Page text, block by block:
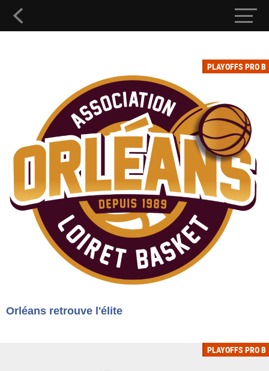
PLAYOFFS PRO B
Orléans retrouve l'élite
PLAYOFFS PRO B